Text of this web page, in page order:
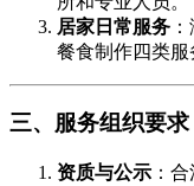
居家日常服务
餐食制作四类服
三、服务组织要求
资质与公示 ：